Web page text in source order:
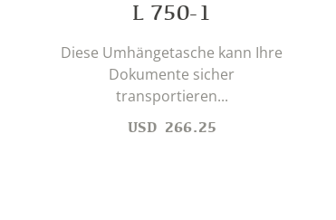
L 750-1
Diese Umhängetasche kann Ihre
Dokumente sicher
transportieren...
USD 266.25